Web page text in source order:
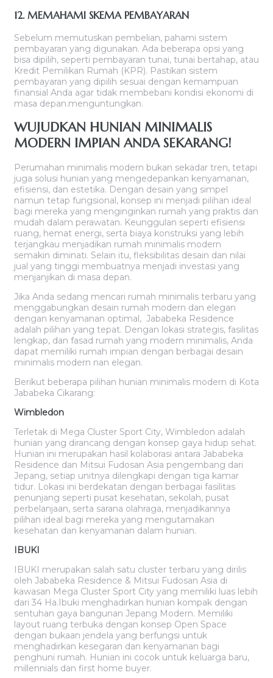
12. MEMAHAMI SKEMA PEMBAYARAN
Sebelum memutuskan pembelian, pahami sistem
pembayaran yang digunakan. Ada beberapa opsi yang
bisa dipilih, seperti pembayaran tunai, tunai bertahap, atau
Kredit Pemilikan Rumah (KPR). Pastikan sistem
pembayaran yang dipilih sesuai dengan kemampuan
finansial Anda agar tidak membebani kondisi ekonomi di
masa depan.menguntungkan.
WUJUDKAN HUNIAN MINIMALIS
MODERN IMPIAN ANDA SEKARANG!
Perumahan minimalis modern bukan sekadar tren, tetapi
juga solusi hunian yang mengedepankan kenyamanan,
efisiensi, dan estetika. Dengan desain yang simpel
namun tetap fungsional, konsep ini menjadi pilihan ideal
bagi mereka yang menginginkan rumah yang praktis dan
mudah dalam perawatan. Keunggulan seperti efisiensi
ruang, hemat energi, serta biaya konstruksi yang lebih
terjangkau menjadikan rumah minimalis modern
semakin diminati. Selain itu, fleksibilitas desain dan nilai
jual yang tinggi membuatnya menjadi investasi yang
menjanjikan di masa depan.
Jika Anda sedang mencari rumah minimalis terbaru yang
menggabungkan desain rumah modern dan elegan
dengan kenyamanan optimal, Jababeka Residence
adalah pilihan yang tepat. Dengan lokasi strategis, fasilitas
lengkap, dan fasad rumah yang modern minimalis, Anda
dapat memiliki rumah impian dengan berbagai desain
minimalis modern nan elegan.
Berikut beberapa pilihan hunian minimalis modern di Kota
Jababeka Cikarang:
Wimbledon
Terletak di Mega Cluster Sport City, Wimbledon adalah
hunian yang dirancang dengan konsep gaya hidup sehat.
Hunian ini merupakan hasil kolaborasi antara Jababeka
Residence dan Mitsui Fudosan Asia pengembang dari
Jepang, setiap unitnya dilengkapi dengan tiga kamar
tidur. Lokasi ini berdekatan dengan berbagai fasilitas
penunjang seperti pusat kesehatan, sekolah, pusat
perbelanjaan, serta sarana olahraga, menjadikannya
pilihan ideal bagi mereka yang mengutamakan
kesehatan dan kenyamanan dalam hunian.
IBUKI
IBUKI merupakan salah satu cluster terbaru yang dirilis
oleh Jababeka Residence & Mitsui Fudosan Asia di
kawasan Mega Cluster Sport City yang memiliki luas lebih
dari 34 Ha.Ibuki menghadirkan hunian kompak dengan
sentuhan gaya bangunan Jepang Modern. Memiliki
layout ruang terbuka dengan konsep Open Space
dengan bukaan jendela yang berfungsi untuk
menghadirkan kesegaran dan kenyamanan bagi
penghuni rumah. Hunian ini cocok untuk keluarga baru,
millennials dan first home buyer.